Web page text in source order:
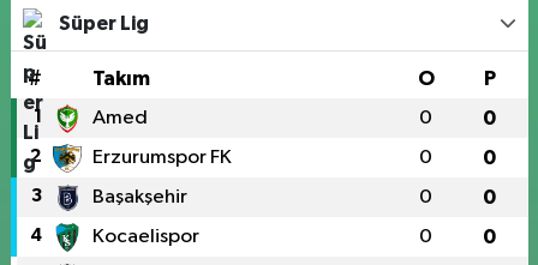
Süper Lig
# Takım O P
1 Amed 0 0
2 Erzurumspor FK 0 0
3 Başakşehir 0 0
4 Kocaelispor 0 0